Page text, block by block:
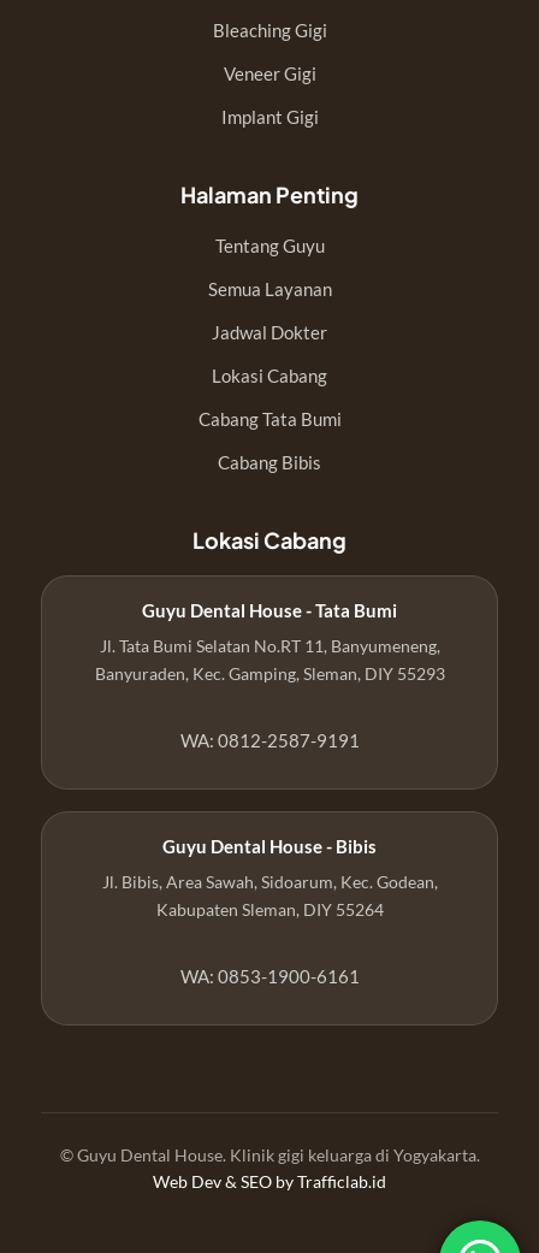
Bleaching Gigi
Veneer Gigi
Implant Gigi
Halaman Penting
Tentang Guyu
Semua Layanan
Jadwal Dokter
Lokasi Cabang
Cabang Tata Bumi
Cabang Bibis
Lokasi Cabang
Guyu Dental House - Tata Bumi
Jl. Tata Bumi Selatan No.RT 11, Banyumeneng,
Banyuraden, Kec. Gamping, Sleman, DIY 55293
WA: 0812-2587-9191
Guyu Dental House - Bibis
Jl. Bibis, Area Sawah, Sidoarum, Kec. Godean,
Kabupaten Sleman, DIY 55264
WA: 0853-1900-6161
© Guyu Dental House. Klinik gigi keluarga di Yogyakarta.
Web Dev & SEO byTrafficlab.id